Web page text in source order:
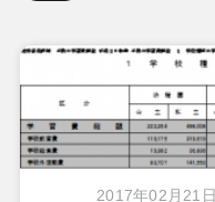
2017年02月21日